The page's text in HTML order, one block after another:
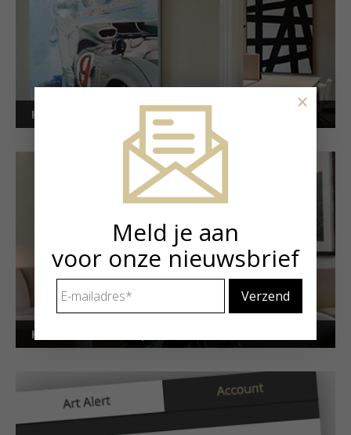
Kunstuitleen voor bedrijven
Kunstuitleen voor particulieren
Meld je aan
voor onze nieuwsbrief
mailadres *
×